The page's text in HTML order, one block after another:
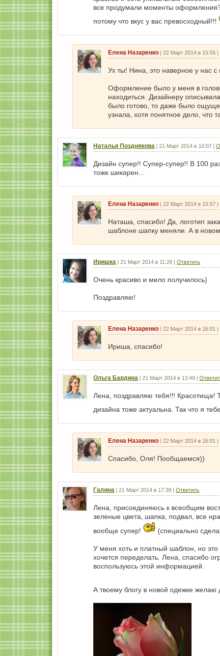
все продумали моменты
потому что вкус у вас превосходный!!!
Елена Назаренко | 22 Март 2014 в 15:55 |
Ух ты! Нина, это наверное у нас с
Оформление было у меня в
находиться. Дизайнеру
было готово, то даже было
узнала, хотя понятное дело, что
Наталья Позднякова | 21 Март 2014 в 10:07 |
Дизайн супер!! Супер-супер!! В 100
тоже шикарен...
Елена Назаренко | 22 Март 2014 в 15:57 |
Наташа, спасибо! Да, логотип
шаблоне шапку меняли. А в
Иришка | 21 Март 2014 в 11:26 | Ответить
Очень красиво и мило получилось)
Поздравляю!
Елена Назаренко | 22 Март 2014 в 16:01 |
Ириша, спасибо!
Ольга Бардина | 21 Март 2014 в 13:49 |
Лена, поздравляю тебя!!! Красотища!
дизайна тоже актуальна. Так что я
Елена Назаренко | 22 Март 2014 в 16:01 |
Спасибо, Оля! Пообщаемся))
Галина | 21 Март 2014 в 17:39 | Ответить
Лена, присоединяюсь к всеобщим
зеленые цвета, шапка, подвал, все
вообще супер!
(специально
У меня хоть и платный шаблон, но это
хочется переделать. Лена, спасибо
воспользуюсь этой информацией.
А твоему блогу в новой одежке